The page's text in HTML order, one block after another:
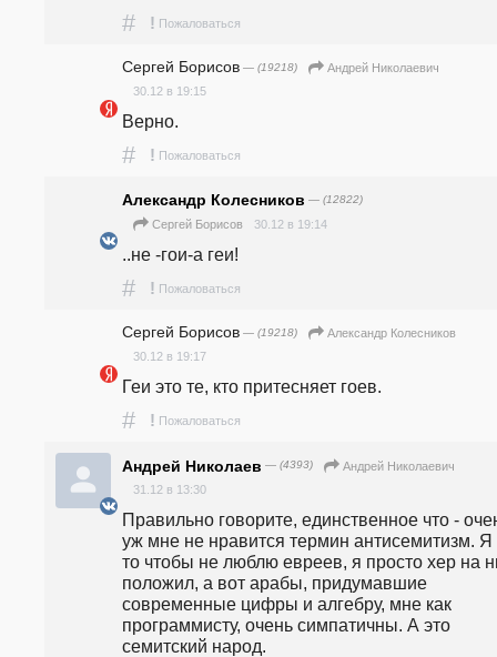
# ! Пожаловаться
Сергей Борисов — (19218)
Андрей Николаевич
30.12 в 19:15
Верно.
# ! Пожаловаться
Александр Колесников — (12822)
Сергей Борисов 30.12 в 19:14
..не -гои-а геи!
# ! Пожаловаться
Сергей Борисов — (19218)
Александр Колесников
30.12 в 19:17
Геи это те, кто притесняет гоев.
# ! Пожаловаться
Андрей Николаев — (4393)
Андрей Николаевич
31.12 в 13:30
Правильно говорите, единственное что -
уж мне не нравится термин антисемитизм. Я
то чтобы не люблю евреев, я просто хер на
положил, а вот арабы, придумавшие
современные цифры и алгебру, мне как
программисту, очень симпатичны. А это
семитский народ.